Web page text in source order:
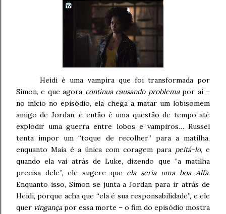
Heidi é uma vampira que foi transformada por
Simon, e que agora continua causando problemapor aí –
no início no episódio, ela chega a matar um lobisomem
amigo de Jordan, e então é uma questão de tempo até
explodir uma guerra entre lobos e vampiros… Russel
tenta impor um “toque de recolher” para a matilha,
enquanto Maia é a única com coragem para peitá-lo, e
quando ela vai atrás de Luke, dizendo que “a matilha
precisa dele”, ele sugere que ela seria uma boa Alfa.
Enquanto isso, Simon se junta a Jordan para ir atrás de
Heidi, porque acha que “ela é sua responsabilidade”, e ele
quer vingançapor essa morte – o fim do episódio mostra